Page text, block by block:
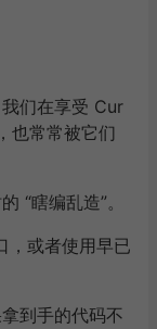
们在享受 Cur
也常常被它们
“瞎编乱造”。
，或者使用早已
到手的代码不